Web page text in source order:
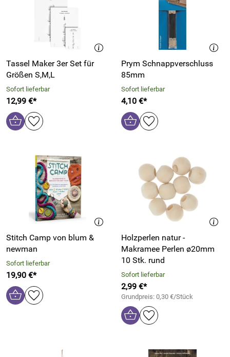
Tassel Maker 3er Set für
Größen S,M,L
Sofort lieferbar
12,99 €*
Prym Schnappverschluss
85mm
Sofort lieferbar
4,10 €*
Stitch Camp von blum &
newman
Sofort lieferbar
19,90 €*
Holzperlen natur -
Makramee Perlen ø20mm
10 Stk. rund
Sofort lieferbar
2,99 €*
Grundpreis: 0,30 €/Stück